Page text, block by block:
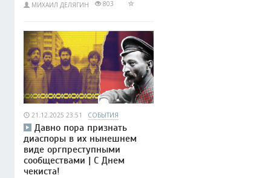
МИХАИЛ ДЕЛЯГИН 803
21.12.2025 23:51 СОБЫТИЯ
Давно пора признать
диаспоры в их нынешнем
виде оргпреступными
сообществами | С Днем
чекиста!